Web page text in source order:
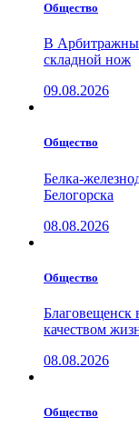
Общество
В
складной нож
09.08.2026
Общество
Белка-
Белогорска
08.08.2026
Общество
Благовещенск
качеством
08.08.2026
Общество